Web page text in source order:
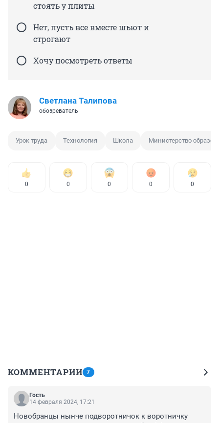
стоять у плиты
Нет, пусть все вместе шьют и
строгают
Хочу посмотреть ответы
Светлана Талипова
обозреватель
Урок труда Технология Школа Министерство
0 0 0 0 0
КОММЕНТАРИИ 7
Гость
14 февраля 2024, 17:21
Новобранцы нынче подворотничок к воротничку